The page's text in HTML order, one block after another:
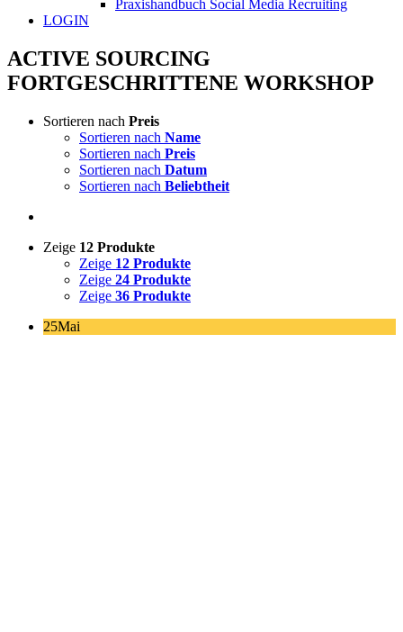
Praxishandbuch Social Media Recruiting
LOGIN
ACTIVE SOURCING
FORTGESCHRITTENE WORKSHOP
Sortieren nach Preis
Sortieren nach Name
Sortieren nach Preis
Sortieren nach Datum
Sortieren nach Beliebtheit
Zeige 12 Produkte
Zeige 12 Produkte
Zeige 24 Produkte
Zeige 36 Produkte
25Mai